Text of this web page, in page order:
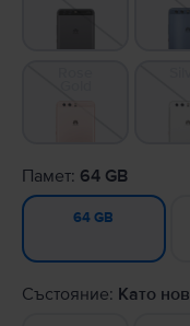
Памет: 64 GB
64 GB
Състояние: Като нов